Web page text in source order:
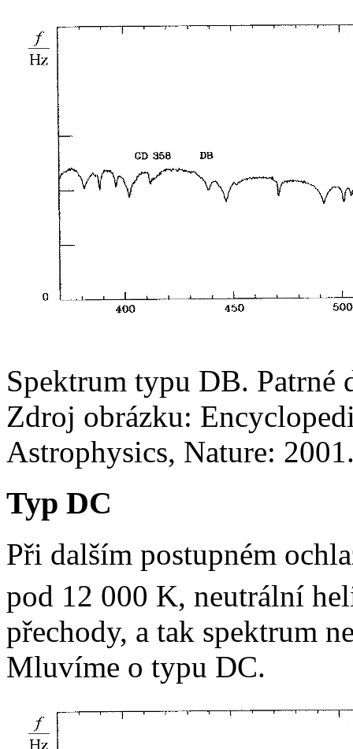
Spektrum typu DB. Patrné
Zdroj obrázku:
Astrophysics, Nature:
Typ DC
Při dalším postupném
pod 12 000 K, neutrální
přechody, a tak spektrum
Mluvíme o typu DC.